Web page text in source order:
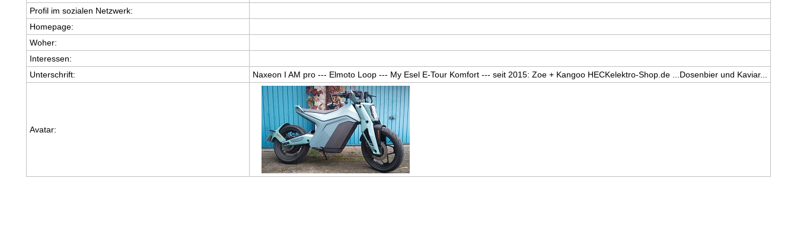
Profil im sozialen Netzwerk:
Homepage:
Woher:
Interessen:
Unterschrift:
Naxeon I AM pro --- Elmoto Loop --- My Esel E-Tour Komfort --- seit 2015: Zoe + Kangoo HECKelektro-Shop.de ...Dosenbier und Kaviar...
Avatar: